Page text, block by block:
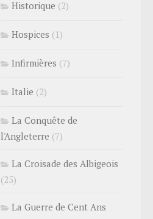
Historique (2)
Hospices (1)
Infirmières (7)
Italie (2)
La Conquête de
l'Angleterre (7)
La Croisade des Albigeois
(25)
La Guerre de Cent Ans